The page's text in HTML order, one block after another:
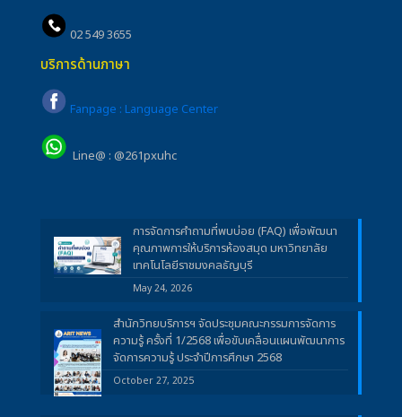
02 549 3655
บริการด้านภาษา
Fanpage : Language Center
Line@ : @261pxuhc
การจัดการคำถามที่พบบ่อย (FAQ) เพื่อพัฒนา
คุณภาพการให้บริการห้องสมุด มหาวิทยาลัย
เทคโนโลยีราชมงคลธัญบุรี
May 24, 2026
สำนักวิทยบริการฯ จัดประชุมคณะกรรมการจัดการ
ความรู้ ครั้งที่ 1/2568 เพื่อขับเคลื่อนแผนพัฒนาการ
จัดการความรู้ ประจำปีการศึกษา 2568
October 27, 2025